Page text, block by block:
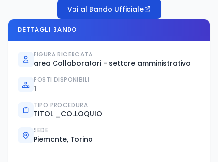
Vai al Bando Ufficiale
DETTAGLI BANDO
FIGURA RICERCATA
area Collaboratori - settore amministrativo
POSTI DISPONIBILI
1
TIPO PROCEDURA
TITOLI_COLLOQUIO
SEDE
Piemonte, Torino